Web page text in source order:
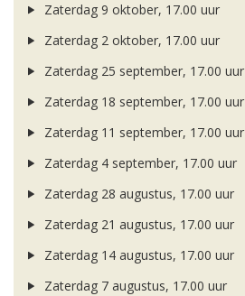
Zaterdag 9 oktober, 17.00 uur
Zaterdag 2 oktober, 17.00 uur
Zaterdag 25 september, 17.00 uur
Zaterdag 18 september, 17.00 uur
Zaterdag 11 september, 17.00 uur
Zaterdag 4 september, 17.00 uur
Zaterdag 28 augustus, 17.00 uur
Zaterdag 21 augustus, 17.00 uur
Zaterdag 14 augustus, 17.00 uur
Zaterdag 7 augustus, 17.00 uur